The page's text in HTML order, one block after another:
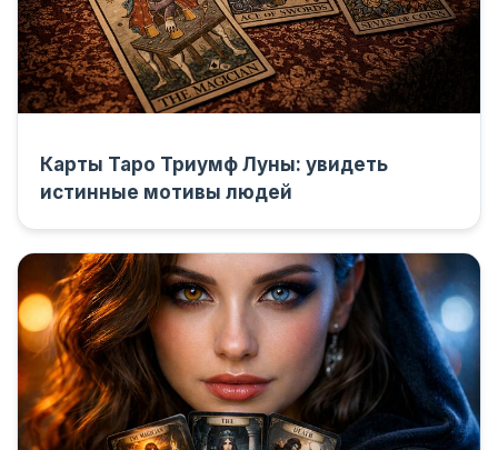
Карты Таро Триумф Луны: увидеть
истинные мотивы людей